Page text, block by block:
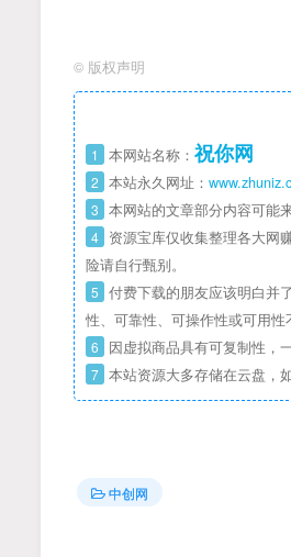
© 版权声明
1 本网站名称： 祝你网
2 本站永久网址：
3 本网站的文章部分内容可能
4 资源宝库仅收集整理各大网
险请自行甄别。
5 付费下载的朋友应该明白并
性、可靠性、可操作性或可用性
6 因虚拟商品具有可复制性，
7 本站资源大多存储在云盘，
中创网